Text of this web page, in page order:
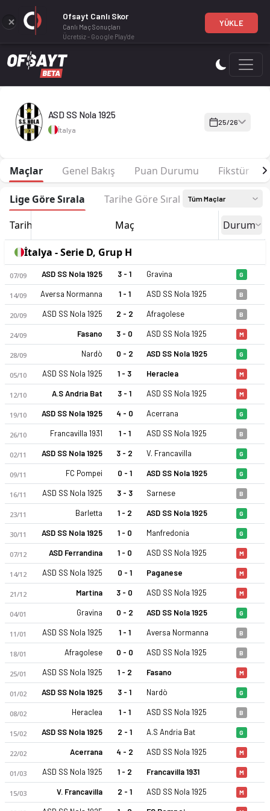
ASD SS Nola 1925 25-26 sezonu | Serie D, Grup H'de 14.
ASD SS Nola 1925 25-26 sezonu | Serie D, Grup H'de 14.
ASD SS Nola 1925
İtalya
25/26
Maçlar Genel Bakış Puan Durumu Fikstür
Lige Göre Sırala Tarihe Göre Sırala Tüm Maçlar
Tarih Maç Durum
İtalya - Serie D, Grup H
07/09 ASD SS Nola 1925 3 - 1 Gravina G
14/09 Aversa Normanna 1 - 1 ASD SS Nola 1925 B
20/09 ASD SS Nola 1925 2 - 2 Afragolese B
24/09 Fasano 3 - 0 ASD SS Nola 1925 M
28/09 Nardò 0 - 2 ASD SS Nola 1925 G
05/10 ASD SS Nola 1925 1 - 3 Heraclea M
12/10 A.S Andria Bat 3 - 1 ASD SS Nola 1925 M
19/10 ASD SS Nola 1925 4 - 0 Acerrana G
26/10 Francavilla 1931 1 - 1 ASD SS Nola 1925 B
02/11 ASD SS Nola 1925 3 - 2 V. Francavilla G
09/11 FC Pompei 0 - 1 ASD SS Nola 1925 G
16/11 ASD SS Nola 1925 3 - 3 Sarnese B
23/11 Barletta 1 - 2 ASD SS Nola 1925 G
30/11 ASD SS Nola 1925 1 - 0 Manfredonia G
07/12 ASD Ferrandina 1 - 0 ASD SS Nola 1925 M
14/12 ASD SS Nola 1925 0 - 1 Paganese M
21/12 Martina 3 - 0 ASD SS Nola 1925 M
04/01 Gravina 0 - 2 ASD SS Nola 1925 G
11/01 ASD SS Nola 1925 1 - 1 Aversa Normanna B
18/01 Afragolese 0 - 0 ASD SS Nola 1925 B
25/01 ASD SS Nola 1925 1 - 2 Fasano M
01/02 ASD SS Nola 1925 3 - 1 Nardò G
08/02 Heraclea 1 - 1 ASD SS Nola 1925 B
15/02 ASD SS Nola 1925 2 - 1 A.S Andria Bat G
22/02 Acerrana 4 - 2 ASD SS Nola 1925 M
01/03 ASD SS Nola 1925 1 - 2 Francavilla 1931 M
15/03 V. Francavilla 2 - 1 ASD SS Nola 1925 M
Ofsayt Canlı Skor
Canlı Maç Sonuçları
Ücretsiz - Google Play'de
YÜKLE